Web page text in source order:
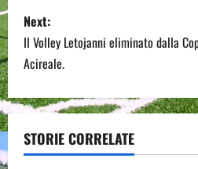
s
t
n
a
v
Next:
Il Volley Letojanni eliminato dalla
Acireale.
STORIE CORRELATE